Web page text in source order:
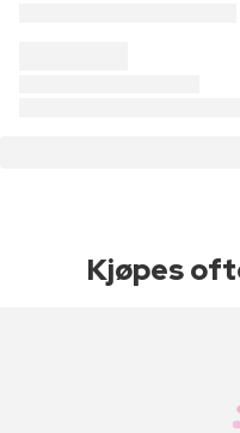
Kjøpes